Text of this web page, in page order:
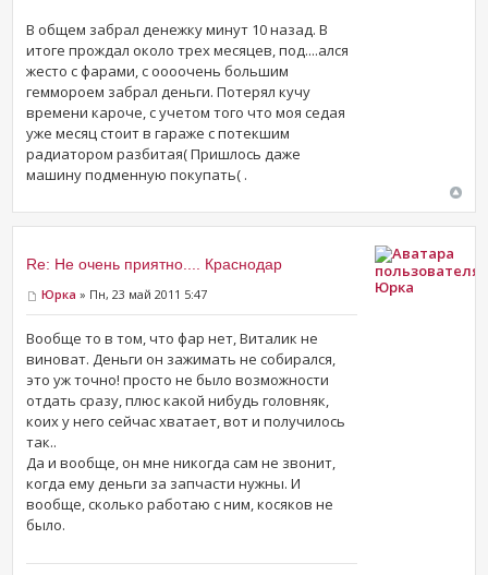
В общем забрал денежку минут 10 назад. В
итоге прождал около трех месяцев, под....ался
жесто с фарами, с оооочень большим
геммороем забрал деньги. Потерял кучу
времени кароче, с учетом того что моя седая
уже месяц стоит в гараже с потекшим
радиатором разбитая( Пришлось даже
машину подменную покупать( .
Re: Не очень приятно.... Краснодар
Юрка » Пн, 23 май 2011 5:47
Вообще то в том, что фар нет, Виталик не
виноват. Деньги он зажимать не собирался,
это уж точно! просто не было возможности
отдать сразу, плюс какой нибудь головняк,
коих у него сейчас хватает, вот и получилось
так..
Да и вообще, он мне никогда сам не звонит,
когда ему деньги за запчасти нужны. И
вообще, сколько работаю с ним, косяков не
было.
Юрка